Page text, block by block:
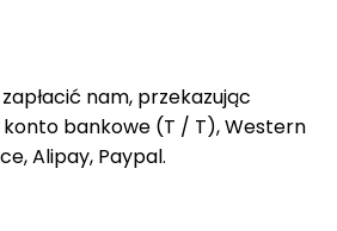
nam, przekazując
konto bankowe (T / T), Western
Alipay, Paypal.